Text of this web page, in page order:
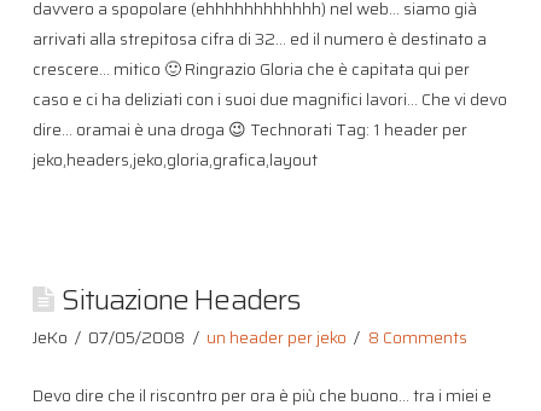
davvero a spopolare (ehhhhhhhhhhhh) nel web… siamo già
arrivati alla strepitosa cifra di 32… ed il numero è destinato a
crescere… mitico 🙂 Ringrazio Gloria che è capitata qui per
caso e ci ha deliziati con i suoi due magnifici lavori… Che vi devo
dire… oramai è una droga 😉 Technorati Tag: 1 header per
jeko,headers,jeko,gloria,grafica,layout
Situazione Headers
JeKo 07/05/2008 un header per jeko 8 Comments
Devo dire che il riscontro per ora è più che buono… tra i miei e